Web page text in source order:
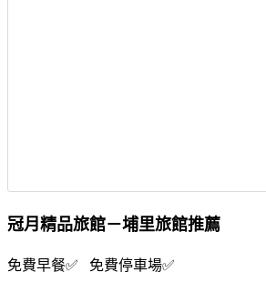
冠月精品旅館－埔里旅館推薦
免費早餐✅ 免費停車場✅